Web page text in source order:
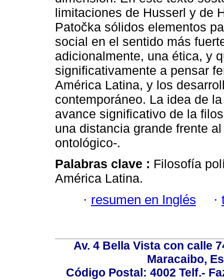
limitaciones de Husserl y de
Patočka sólidos elementos
social en el sentido más
adicionalmente, una ética, y
significativamente a pensar
América Latina, y los
contemporáneo. La idea de
avance significativo de la
una distancia grande frente
ontológico-.
Palabras clave : Filosofía
América Latina.
· resumen en Inglés ·
Av. 4 Bella Vista con calle
Maracaibo,
Código Postal: 4002 Telf.-